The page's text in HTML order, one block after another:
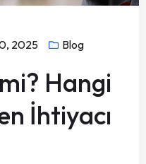
2025 Blog
Hangi
İhtiyacı